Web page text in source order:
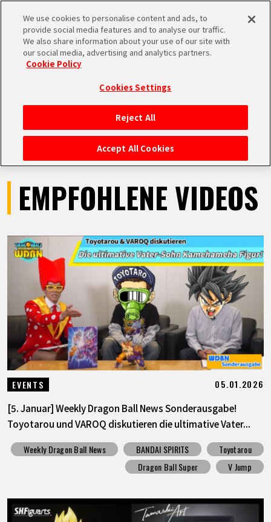
MEN
STARTSEITE
NEUES
HIGHLIGHTS
VIDEOS
SPECIALS
INFOS
LANGUAGE
JP
VIDEOS
EMPFOHLENE VIDEOS
EVENTS 05.01.2026
[5. Januar] Weekly Dragon Ball News Sonderausgabe!
Toyotarou und VAROQ diskutieren die ultimative Vater...
Weekly Dragon Ball News BANDAI SPIRITS
Toyotarou
Dragon Ball Super
V Jump
We use cookies to personalise content and ads, to
provide social media features and to analyse our traffic.
We also share information about your use of our site with
our social media, advertising and analytics partners.
Cookie Policy
Cookies Settings
Reject All
Accept All Cookies